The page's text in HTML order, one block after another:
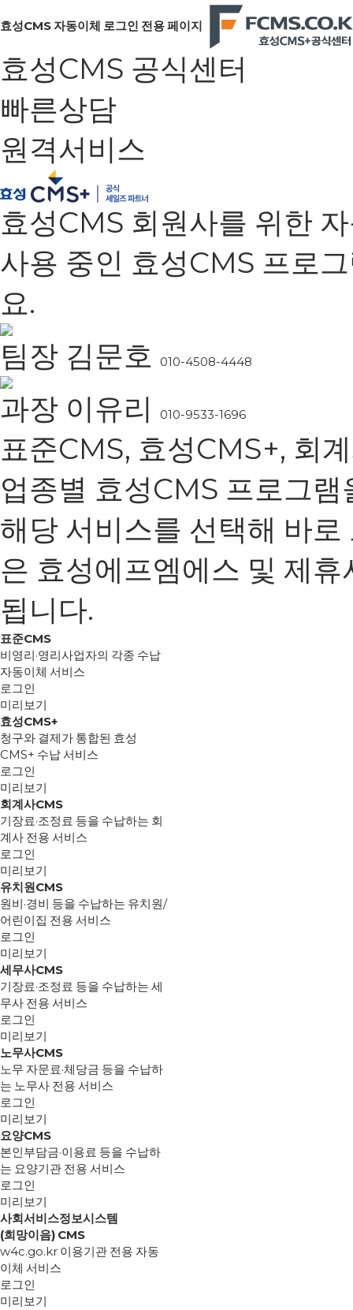
효성CMS 자동이체 로그인 전용 페이지
효성CMS 공식센터
빠른상담
원격서비스
효성CMS 회원사를 위한
사용 중인 효성CMS 프로
요.
팀장 김문호
010-4508-4448
과장 이유리 010-9533-1696
표준CMS, 효성CMS+, 회
업종별 효성CMS 프로그
해당 서비스를 선택해 바
은 효성에프엠에스 및 제
됩니다.
표준CMS
비영리·영리사업자의 각종 수납
자동이체 서비스
로그인
미리보기
효성CMS+
청구와 결제가 통합된 효성
CMS+ 수납 서비스
로그인
미리보기
회계사CMS
기장료·조정료 등을 수납하는 회
계사 전용 서비스
로그인
미리보기
유치원CMS
원비·경비 등을 수납하는 유치원/
어린이집 전용 서비스
로그인
미리보기
세무사CMS
기장료·조정료 등을 수납하는 세
무사 전용 서비스
로그인
미리보기
노무사CMS
노무 자문료·체당금 등을 수납하
는 노무사 전용 서비스
로그인
미리보기
요양CMS
본인부담금·이용료 등을 수납하
는 요양기관 전용 서비스
로그인
미리보기
사회서비스정보시스템
(희망이음) CMS
w4c.go.kr 이용기관 전용 자동
이체 서비스
로그인
미리보기